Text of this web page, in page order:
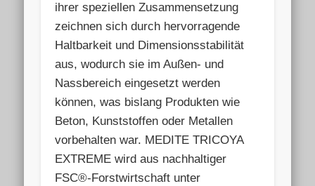
ihrer speziellen Zusammensetzung
zeichnen sich durch hervorragende
Haltbarkeit und Dimensionsstabilität
aus, wodurch sie im Außen- und
Nassbereich eingesetzt werden
können, was bislang Produkten wie
Beton, Kunststoffen oder Metallen
vorbehalten war. MEDITE TRICOYA
EXTREME wird aus nachhaltiger
FSC®-Forstwirtschaft unter